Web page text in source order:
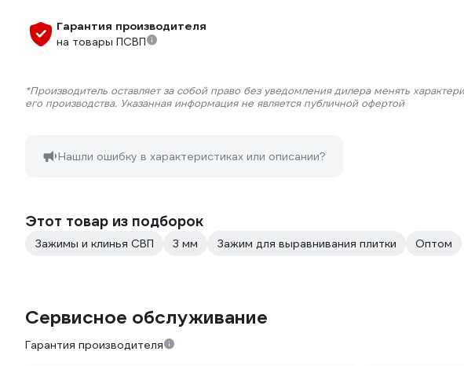
Гарантия производителя
на товары ПСВП
*Производитель оставляет за собой право без уведомления дилера менять
его производства. Указанная информация не является публичной офертой
Нашли ошибку в характеристиках или описании?
Этот товар из подборок
Зажимы и клинья СВП 3 мм Зажим для выравнивания плитки Оптом
Сервисное обслуживание
Гарантия производителя